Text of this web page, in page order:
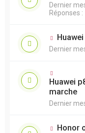
Dernier
Réponses :
Dernier
Huawei
marche
Dernier
Honor